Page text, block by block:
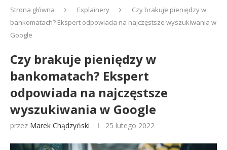
Strona główna Explainery
Czy brakuje pieniędzy w
bankomatach? Ekspert odpowiada na najczęstsze wyszukiwania w
Google
Czy brakuje pieniędzy w
bankomatach? Ekspert
odpowiada na najczęstsze
wyszukiwania w Google
przez Marek Chądzyński 25 lutego 2022